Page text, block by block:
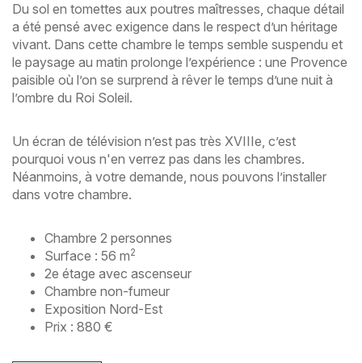
Du sol en tomettes aux poutres maîtresses, chaque détail
a été pensé avec exigence dans le respect d’un héritage
vivant. Dans cette chambre le temps semble suspendu et
le paysage au matin prolonge l’expérience : une Provence
paisible où l’on se surprend à rêver le temps d’une nuit à
l’ombre du Roi Soleil.
Un écran de télévision n’est pas très XVIIIe, c’est
pourquoi vous n'en verrez pas dans les chambres.
Néanmoins, à votre demande, nous pouvons l’installer
dans votre chambre.
Chambre 2 personnes
Surface : 56 m2
2e étage avec ascenseur
Chambre non-fumeur
Exposition Nord-Est
Prix : 880 €